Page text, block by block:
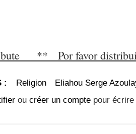
** Por favor
: Religion
Eliahou Serge
ou créer un compte pour